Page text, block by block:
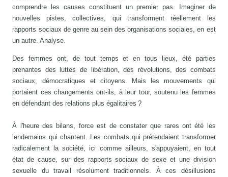
comprendre les causes constituent un premier pas. Imaginer de
nouvelles pistes, collectives, qui transforment réellement les
rapports sociaux de genre au sein des organisations sociales, en est
un autre. Analyse.
Des femmes ont, de tout temps et en tous lieux, été parties
prenantes des luttes de libération, des révolutions, des combats
sociaux, démocratiques et citoyens. Mais les mouvements qui
portaient ces changements ont-ils, à leur tour, soutenu les femmes
en défendant des relations plus égalitaires ?
À l'heure des bilans, force est de constater que rares ont été les
lendemains qui chantent. Les combats qui prétendaient transformer
radicalement la société, ici comme ailleurs, s'appuyaient, en tout
état de cause, sur des rapports sociaux de sexe et une division
sexuelle du travail résolument traditionnels. À ces désillusions